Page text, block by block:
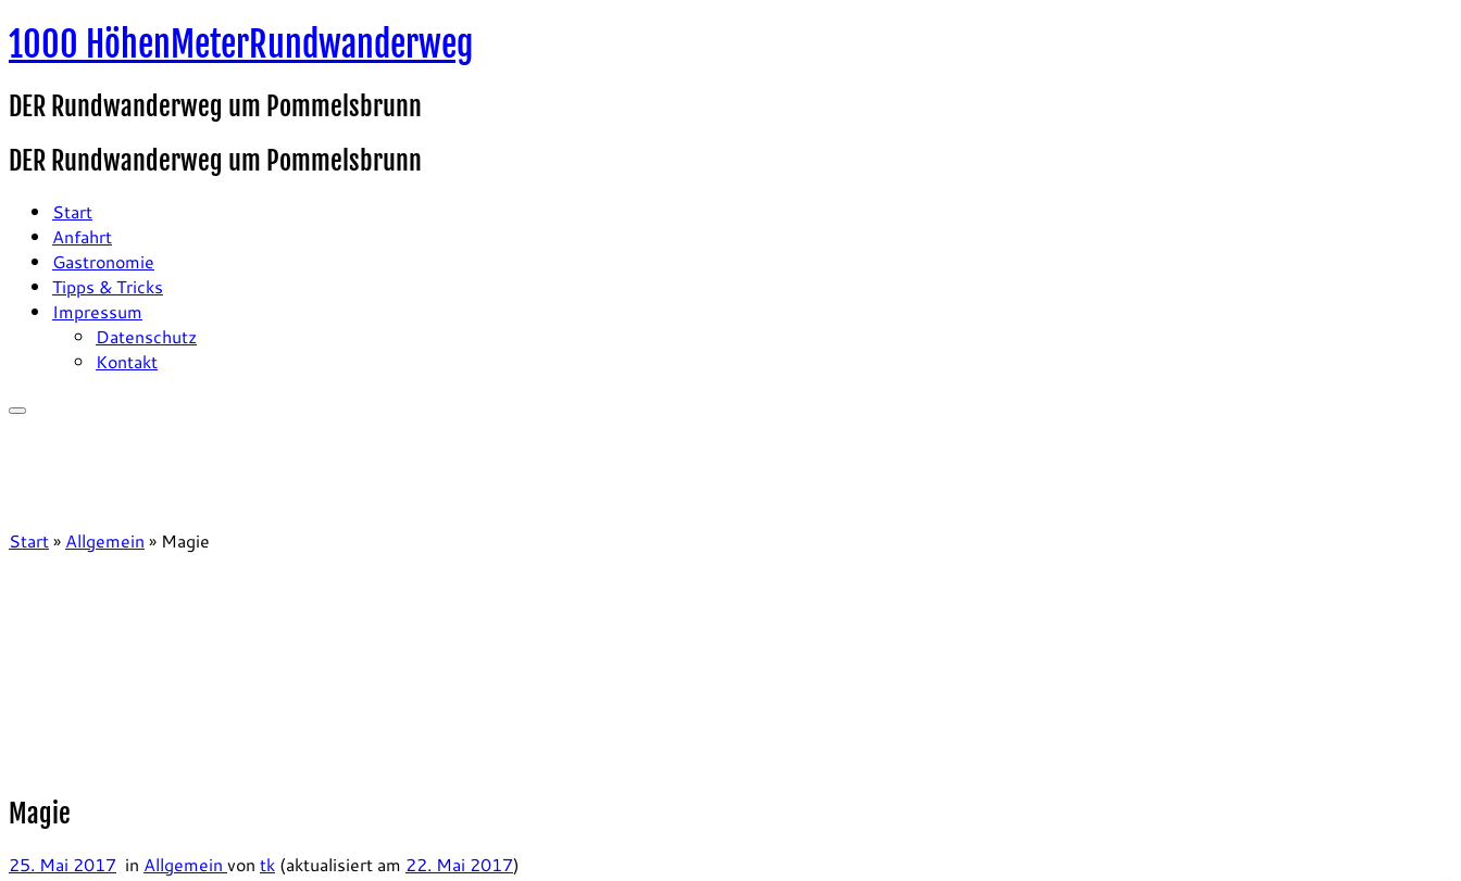
Zum
Inhalt
1000 HöhenMeterRundwanderweg
DER Rundwanderweg um Pommelsbrunn
DER Rundwanderweg um Pommelsbrunn
Start
Anfahrt
Gastronomie
Tipps & Tricks
Impressum
Datenschutz
Kontakt
Start» Allgemein » Magie
Magie
25. Mai 2017 in Allgemein von tk (aktualisiert am 22. Mai 2017)